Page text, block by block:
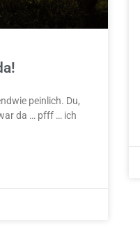
peinlich. Du,
da … pfff … ich